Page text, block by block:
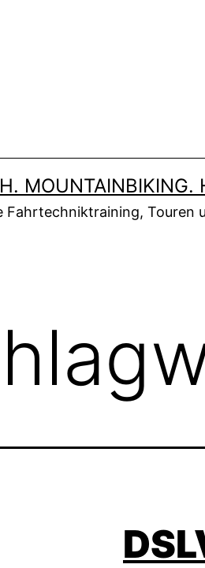
MOUNTAINBIKING.
Fahrtechniktraining, Touren